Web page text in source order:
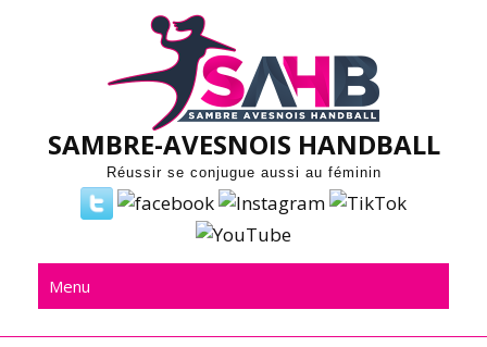
SAMBRE-AVESNOIS HANDBALL
Réussir se conjugue aussi au féminin
Menu